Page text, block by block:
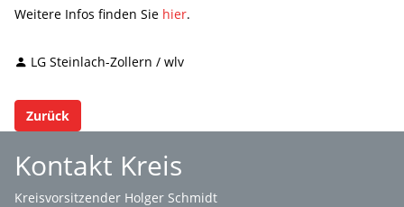
Weitere Infos finden Sie hier.
LG Steinlach-Zollern / wlv
Zurück
Kontakt Kreis
Kreisvorsitzender Holger Schmidt